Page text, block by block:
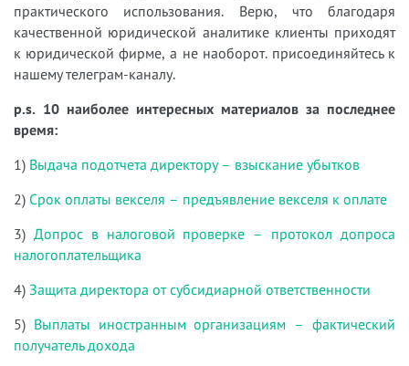
практического использования. Верю, что благодаря
качественной юридической аналитике клиенты приходят
к юридической фирме, а не наоборот. присоединяйтесь к
нашему телеграм-каналу.
p.s. 10 наиболее интересных материалов за последнее
время:
1) Выдача подотчета директору – взыскание убытков
2) Срок оплаты векселя – предъявление векселя к оплате
3) Допрос в налоговой проверке – протокол допроса
налогоплательщика
4) Защита директора от субсидиарной ответственности
5) Выплаты иностранным организациям – фактический
получатель дохода